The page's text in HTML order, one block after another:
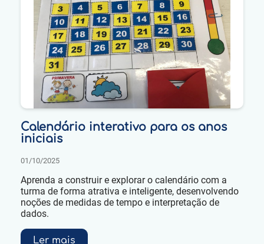
Calendário interativo para os anos
iniciais
01/10/2025
Aprenda a construir e explorar o calendário com a
turma de forma atrativa e inteligente, desenvolvendo
noções de medidas de tempo e interpretação de
dados.
Ler mais